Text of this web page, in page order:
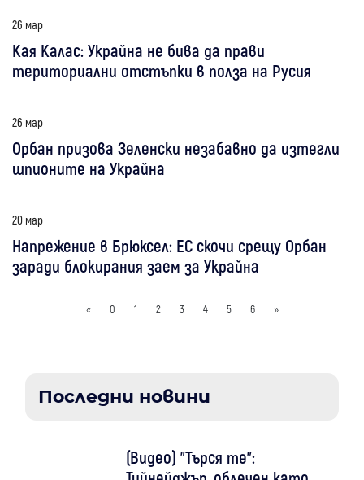
26 мар
Кая Калас: Украйна не бива да прави
териториални отстъпки в полза на Русия
26 мар
Орбан призова Зеленски незабавно да изтегли
шпионите на Украйна
20 мар
Напрежение в Брюксел: ЕС скочи срещу Орбан
заради блокирания заем за Украйна
« 0 1 2 3 4 5 6 »
Последни новини
(Видео) "Търся те":